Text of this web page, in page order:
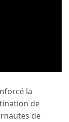
la
de
de